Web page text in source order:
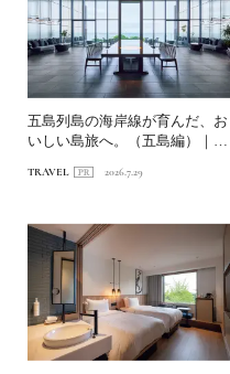
五島列島の海岸線が育んだ、お
いしい島旅へ。（五島編）｜
TRAVEL 2026.7.29